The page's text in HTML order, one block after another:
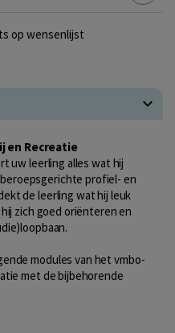
op wensenlijst
en Recreatie
uw leerling alles wat hij
profiel- en
de leerling wat hij leuk
zich goed oriënteren en
modules van het vmbo-
met de bijbehorende